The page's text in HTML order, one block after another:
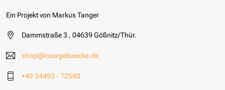
Ein Projekt von Markus Tanger
Dammstraße 3 , 04639 Gößnitz/Thür.
shop@noergelsaecke.de
+49 34493 - 72580